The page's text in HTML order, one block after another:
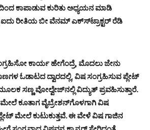
ಕಾಪಾಡುವ ಕುರಿತು ಅಧ್ಯಯನ ಮಾಡಿ
ಐದು ರೀತಿಯ ಬೀ ವೆನಮ್ ಎಕ್ಸ್‍ಟ್ರಾಕ್ಟರ್ ರೆಡಿ
ಕಾರ್ಯ ಹೇಗೆಂದ್ರೆ, ಮೊದಲು ಜೇನು
ಓಡಾಟದ ದ್ವಾರದಲ್ಲಿ, ವಿಷ ಸಂಗ್ರಹಿಸುವ ಪ್ಲೇಟ್
ಸಣ್ಣ ವೋಲ್ವೇಜ್‍ನಲ್ಲಿ ವಿದ್ಯುತ್ ಪ್ರವಹಿಸುತ್ತಾರೆ.
ಕೂತಾಗ ವೈಬ್ರೇಶನ್‍ಗೊಳಗಾಗಿ ವಿಷ
ಮೇಲೆ ಕುಟುಕುತ್ತವೆ. ಈ ವೇಳೆ ವಿಷ ಗಾಜಿನ